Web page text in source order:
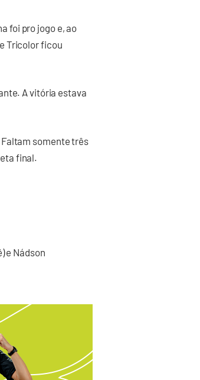
foi pro jogo e, ao
Tricolor ficou
A vitória estava
somente três
final.
e Nádson